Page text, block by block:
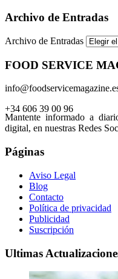
Archivo de Entradas
Archivo de Entradas
FOOD SERVICE
+34 606 39 00 96
Mantente informado a
digital, en nuestras Redes
Páginas
Aviso Legal
Blog
Contacto
Política de privacidad
Publicidad
Suscripción
Ultimas